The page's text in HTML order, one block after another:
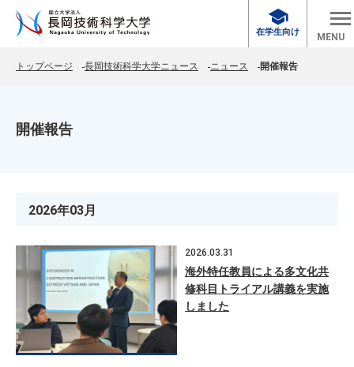
school
在学生向け MENU
トップページ 長岡技術科学大学ニュース ニュース 開催報告
開催報告
2026年03月
2026.03.31
海外特任教員による多文化共
修科目トライアル講義を実施
しました